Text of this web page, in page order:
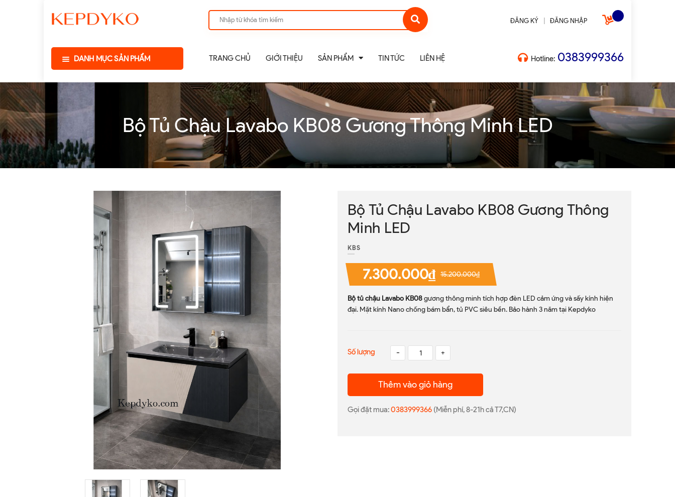
ĐĂNG KÝ ĐĂNG NHẬP
DANH MỤC SẢN PHẨM TRANG CHỦ GIỚI THIỆU SẢN PHẨM TIN TỨC LIÊN HỆ Hotline: 0383999366
Bộ Tủ Chậu Lavabo KB08 Gương Thông Minh LED
Bộ Tủ Chậu Lavabo KB08 Gương Thông
Minh LED
KBS
7.300.000₫ 15.200.000₫
Bộ tủ chậu Lavabo KB08gương thông minh tích hợp đèn LED cảm ứng và sấy kính hiện
đại. Mặt kính Nano chống bám bẩn, tủ PVC siêu bền. Bảo hành 3 năm tại Kepdyko
Số lượng - +
Thêm vào giỏ hàng
Gọi đặt mua:0383999366 (Miễn phí, 8-21h cả T7,CN)